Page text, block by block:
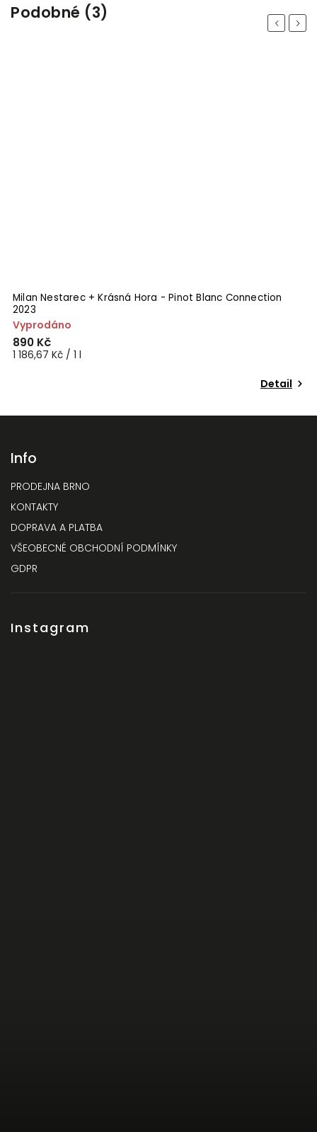
Podobné (3) Previous
Milan Nestarec + Krásná Hora - Pinot Blanc Connection
2023
Vyprodáno
890 Kč
1 186,67 Kč / 1 l
Detail
Next
Info
PRODEJNA BRNO
KONTAKTY
DOPRAVA A PLATBA
VŠEOBECNÉ OBCHODNÍ PODMÍNKY
GDPR
Instagram